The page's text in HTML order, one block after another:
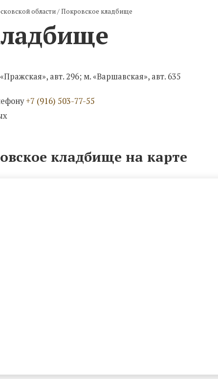
области/Покровское кладбище
авт. 296; м. «Варшавская», авт. 635
+7 (916) 503-77-55
кладбище на карте